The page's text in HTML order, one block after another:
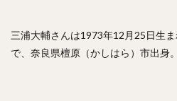
三浦大輔さんは1973年12月25日生
で、奈良県檀原（かしはら）市出身。
大津亮介（おおつりょうすけ）
前田悠伍（まえだゆうご）